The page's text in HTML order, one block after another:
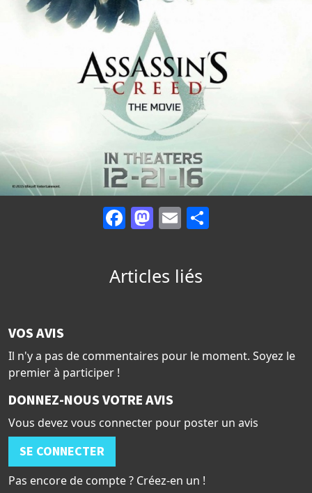
Facebook
Mastodon
Email
Articles liés
VOS AVIS
Il n'y a pas de commentaires pour le moment. Soyez le
premier à participer !
DONNEZ-NOUS VOTRE AVIS
Vous devez vous connecter pour poster un avis
SE CONNECTER
Pas encore de compte ? Créez-en un !